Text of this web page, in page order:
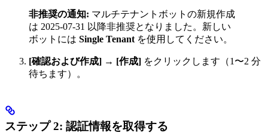
非推奨の通知: マルチテナントボットの新規作成
は 2025-07-31 以降非推奨となりました。新しい
ボットには Single Tenant を使用してください。
[確認および作成] → [作成] をクリックします（1〜2 分
待ちます）。
ステップ 2: 認証情報を取得する